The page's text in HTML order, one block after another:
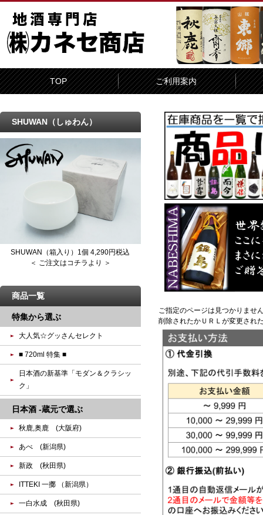
TOP ご利用案内
ご指定のページは見つかりませ
削除されたかＵＲＬが変更され
SHUWAN（しゅわん）
SHUWAN（箱入り）1個 4,290円税込
＜ ご注文はコチラより ＞
商品一覧
特集から選ぶ
大人気☆グッさんセレクト
■ 720ml 特集 ■
日本酒の新基準「モダン＆クラシッ
ク」
日本酒 -蔵元で選ぶ
秋鹿,奥鹿 (大阪府)
あべ (新潟県)
新政 (秋田県)
ITTEKI 一擲 （新潟県）
一白水成 (秋田県)